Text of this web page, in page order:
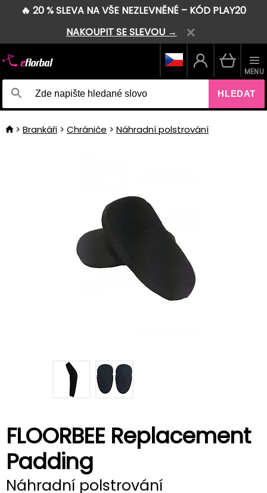
🔥 20 % SLEVA NA VŠE NEZLEVNĚNÉ – KÓD PLAY20
NAKOUPIT SE SLEVOU →
HLEDAT
MENU
Brankáři Chrániče Náhradní polstrování
FLOORBEE Replacement
Padding
Náhradní polstrování